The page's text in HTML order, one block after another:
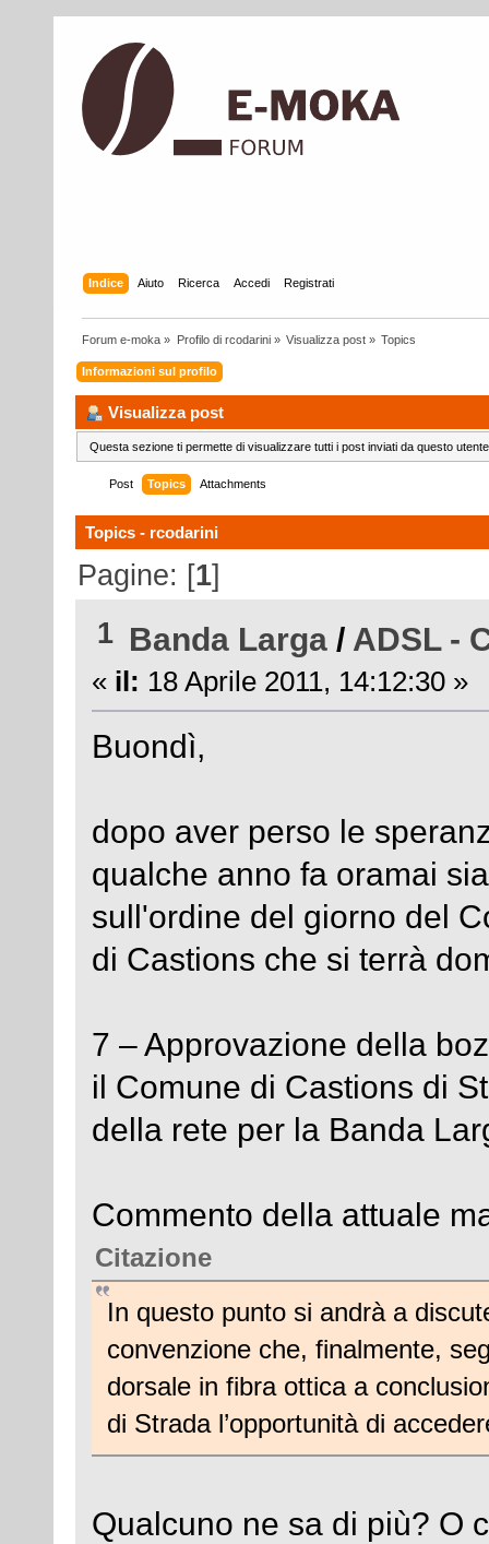
Indice Aiuto Ricerca Accedi Registrati
Forum e-moka » Profilo di rcodarini» Visualizza post» Topics
Informazioni sul profilo
Visualizza post
Questa sezione ti permette di visualizzare tutti i post inviati da questo
Post Topics Attachments
Topics - rcodarini
Pagine: [1]
1 Banda Larga / ADSL -
« il: 18 Aprile 2011, 14:12:30 »
Buondì,
dopo aver perso le
qualche anno fa oramai
sull'ordine del giorno del
di Castions che si terrà
7 – Approvazione della
il Comune di Castions di
della rete per la Banda
Commento della attuale
Citazione
In questo punto si andrà a
convenzione che, finalmente,
dorsale in fibra ottica a
di Strada l’opportunità di
Qualcuno ne sa di più? O